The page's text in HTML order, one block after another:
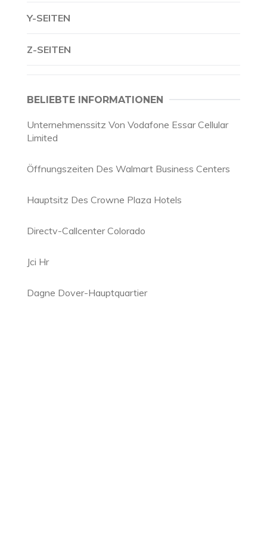
Y-SEITEN
Z-SEITEN
BELIEBTE INFORMATIONEN
Unternehmenssitz Von Vodafone Essar Cellular
Limited
Öffnungszeiten Des Walmart Business Centers
Hauptsitz Des Crowne Plaza Hotels
Directv-Callcenter Colorado
Jci Hr
Dagne Dover-Hauptquartier